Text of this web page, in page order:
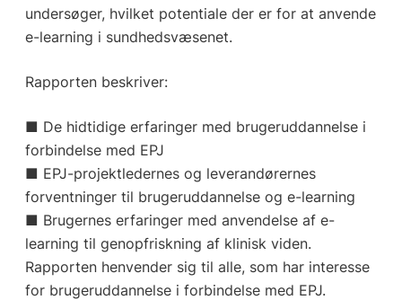
undersøger, hvilket potentiale der er for at anvende
e-learning i sundhedsvæsenet.
Rapporten beskriver:
■ De hidtidige erfaringer med brugeruddannelse i
forbindelse med EPJ
■ EPJ-projektledernes og leverandørernes
forventninger til brugeruddannelse og e-learning
■ Brugernes erfaringer med anvendelse af e-
learning til genopfriskning af klinisk viden.
Rapporten henvender sig til alle, som har interesse
for brugeruddannelse i forbindelse med EPJ.